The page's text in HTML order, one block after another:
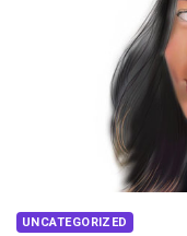
UNCATEGORIZED